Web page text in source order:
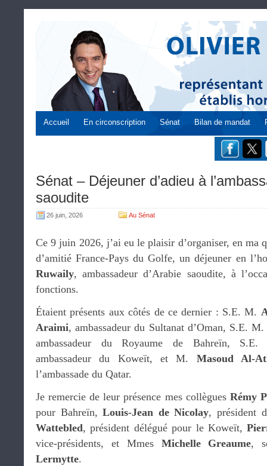
Accueil En circonscription Sénat Bilan de mandat
Sénat – Déjeuner d’adieu à
saoudite
26 juin, 2026 Au Sénat
Ce 9 juin 2026, j’ai eu le plaisir d’organiser, en ma
d’amitié France-Pays du Golfe, un déjeuner en
Ruwaily, ambassadeur d’Arabie saoudite, à
fonctions.
Étaient présents aux côtés de ce dernier : S.E. M.
Araimi, ambassadeur du Sultanat d’Oman, S.E.
ambassadeur du Royaume de Bahreïn,
ambassadeur du Koweït, et M. Masoud Al-
l’ambassade du Qatar.
Je remercie de leur présence mes collègues Rémy
pour Bahreïn,Louis-Jean de Nicolay, président
Wattebled, président délégué pour le Koweït,
vice-présidents, et Mmes Michelle Greaume,
Lermytte.